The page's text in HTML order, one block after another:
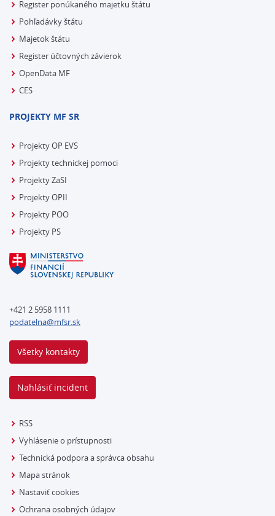
Register ponúkaného majetku štátu
Pohľadávky štátu
Majetok štátu
Register účtovných závierok
OpenData MF
CES
PROJEKTY MF SR
Projekty OP EVS
Projekty technickej pomoci
Projekty ZaSI
Projekty OPII
Projekty POO
Projekty PS
+421 2 5958 1111
podatelna@mfsr.sk
Všetky kontakty
Nahlásiť incident
RSS
Vyhlásenie o prístupnosti
Technická podpora a správca obsahu
Mapa stránok
Nastaviť cookies
Ochrana osobných údajov